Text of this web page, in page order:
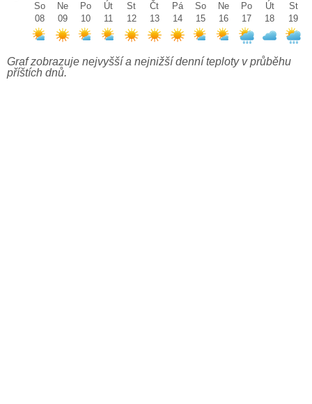
So
08
Ne
09
Po
10
Út
11
St
12
Čt
13
Pá
14
So
15
Ne
16
Po
17
Út
18
St
19
Graf zobrazuje nejvyšší a nejnižší denní teploty v průběhu
příštích dnů.